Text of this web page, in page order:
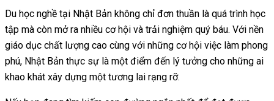
Du học nghề tại Nhật Bản không chỉ đơn thuần là quá trình học
tập mà còn mở ra nhiều cơ hội và trải nghiệm quý báu. Với nền
giáo dục chất lượng cao cùng với những cơ hội việc làm phong
phú, Nhật Bản thực sự là một điểm đến lý tưởng cho những ai
khao khát xây dựng một tương lai rạng rỡ.